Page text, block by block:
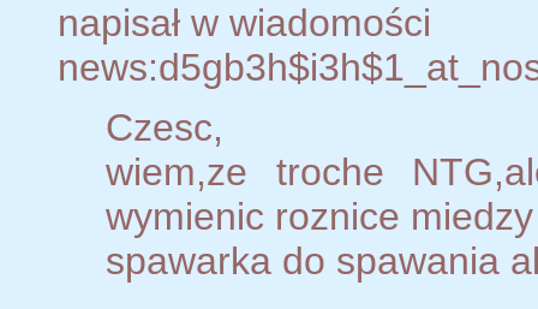
napisał w wiadomości
Czesc,
wiem,ze troche
wymienic roznice miedzy
spawarka do spawania